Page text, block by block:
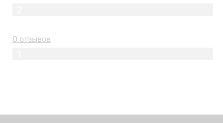
0 отзывов